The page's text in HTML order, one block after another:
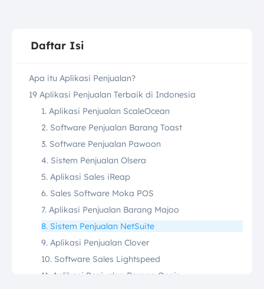
Daftar Isi
Apa itu Aplikasi Penjualan?
19 Aplikasi Penjualan Terbaik di Indonesia
1. Aplikasi Penjualan ScaleOcean
2. Software Penjualan Barang Toast
3. Software Penjualan Pawoon
4. Sistem Penjualan Olsera
5. Aplikasi Sales iReap
6. Sales Software Moka POS
7. Aplikasi Penjualan Barang Majoo
8. Sistem Penjualan NetSuite
9. Aplikasi Penjualan Clover
10. Software Sales Lightspeed
11. Aplikasi Penjualan Barang Qasir